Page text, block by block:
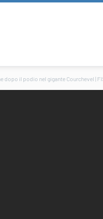
dopo il podio nel gigante Courchevel |